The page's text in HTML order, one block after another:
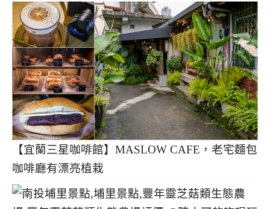
【宜蘭三星咖啡館】MASLOW CAFE，老宅麵包
咖啡廳有漂亮植栽